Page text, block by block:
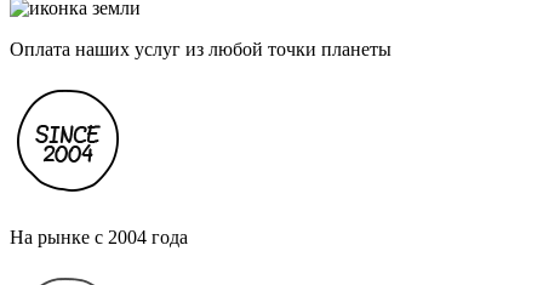
Оплата наших услуг из любой точки планеты
На рынке с 2004 года